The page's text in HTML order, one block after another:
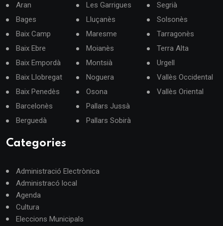
Aran
Bages
Baix Camp
Baix Ebre
Baix Empordà
Baix Llobregat
Baix Penedès
Barcelonès
Berguedà
Les Garrigues
Lluçanès
Maresme
Moianès
Montsià
Noguera
Osona
Pallars Jussà
Pallars Sobirà
Segrià
Solsonès
Tarragonès
Terra Alta
Urgell
Vallès Occidental
Vallès Oriental
Categories
Administració Electrònica
Administracó local
Agenda
Cultura
Eleccions Municipals